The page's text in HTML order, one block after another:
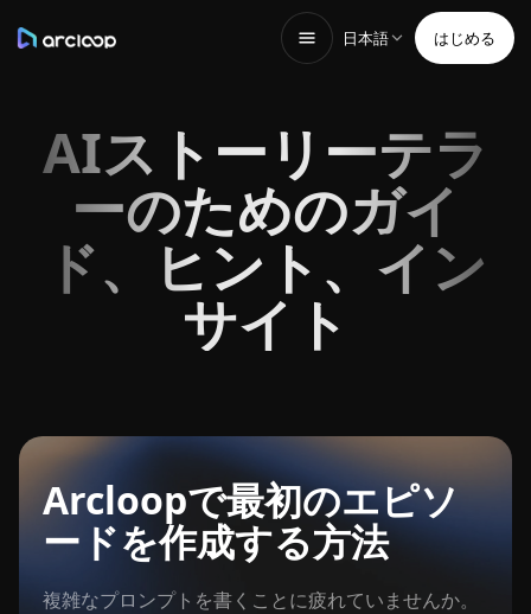
日本語 はじめる
AIストーリーテラ
ーのためのガイ
ド、ヒント、イン
サイト
Arcloopで最初のエピソ
ードを作成する方法
複雑なプロンプトを書くことに疲れていませんか。